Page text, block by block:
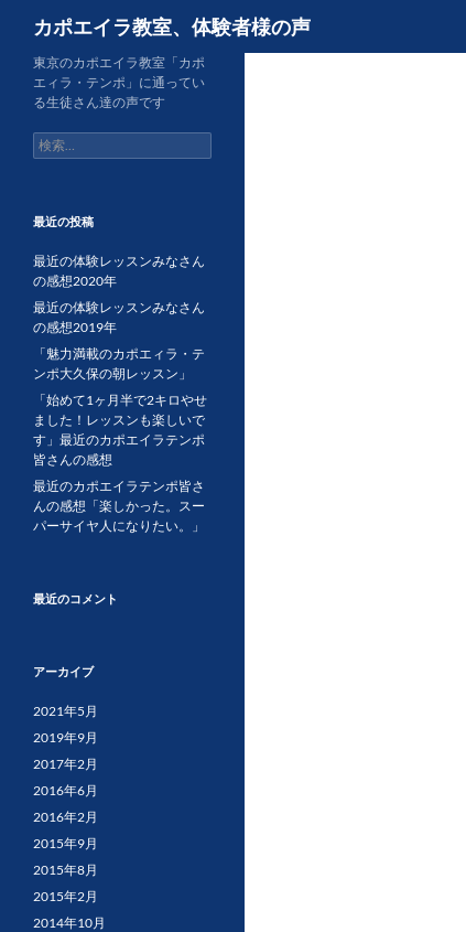
カポエイラ教室、体験者様の声
東京のカポエイラ教室「カポ
エィラ・テンポ」に通ってい
る生徒さん達の声です
検
索:
最近の投稿
最近の体験レッスンみなさん
の感想2020年
最近の体験レッスンみなさん
の感想2019年
「魅力満載のカポエィラ・テ
ンポ大久保の朝レッスン」
「始めて1ヶ月半で2キロやせ
ました！レッスンも楽しいで
す」最近のカポエイラテンポ
皆さんの感想
最近のカポエイラテンポ皆さ
んの感想「楽しかった。スー
パーサイヤ人になりたい。」
最近のコメント
アーカイブ
2021年5月
2019年9月
2017年2月
2016年6月
2016年2月
2015年9月
2015年8月
2015年2月
2014年10月